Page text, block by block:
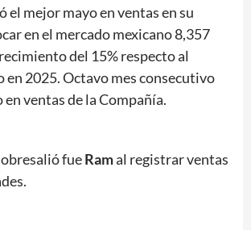
el mejor mayo en ventas en su
en el mercado mexicano 8,357
del 15% respecto al
en 2025. Octavo mes consecutivo
ventas de la Compañía.
fueRamal registrar ventas